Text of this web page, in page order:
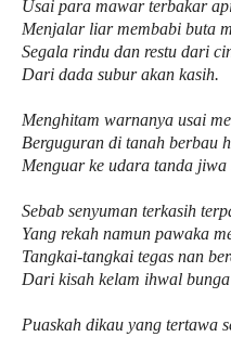
Usai para mawar terbakar
Menjalar liar membabi buta
Segala rindu dan restu dari
Dari dada subur akan kasih.
Menghitam warnanya usai
Berguguran di tanah berbau
Menguar ke udara tanda jiwa
Sebab senyuman terkasih
Yang rekah namun pawaka
Tangkai-tangkai tegas nan
Dari kisah kelam ihwal
Puaskah dikau yang tertawa